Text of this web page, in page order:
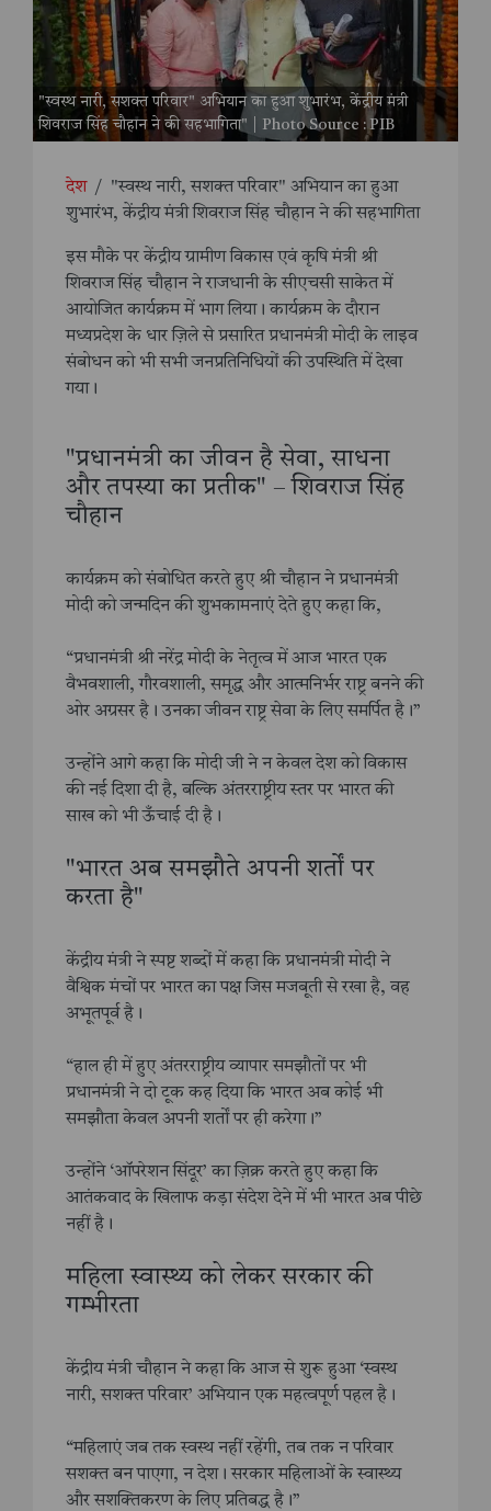
"स्वस्थ नारी, सशक्त परिवार" अभियान का हुआ शुभारंभ, केंद्रीय मंत्री
शिवराज सिंह चौहान ने की सहभागिता" | Photo Source : PIB
देश /
"स्वस्थ नारी, सशक्त परिवार" अभियान का हुआ
शुभारंभ, केंद्रीय मंत्री शिवराज सिंह चौहान ने की सहभागिता
इस मौके पर केंद्रीय ग्रामीण विकास एवं कृषि मंत्री श्री
शिवराज सिंह चौहान ने राजधानी के सीएचसी साकेत में
आयोजित कार्यक्रम में भाग लिया। कार्यक्रम के दौरान
मध्यप्रदेश के धार ज़िले से प्रसारित प्रधानमंत्री मोदी के लाइव
संबोधन को भी सभी जनप्रतिनिधियों की उपस्थिति में देखा
गया।
"प्रधानमंत्री का जीवन है सेवा, साधना
और तपस्या का प्रतीक" – शिवराज सिंह
चौहान
कार्यक्रम को संबोधित करते हुए श्री चौहान ने प्रधानमंत्री
मोदी को जन्मदिन की शुभकामनाएं देते हुए कहा कि,
“प्रधानमंत्री श्री नरेंद्र मोदी के नेतृत्व में आज भारत एक
वैभवशाली, गौरवशाली, समृद्ध और आत्मनिर्भर राष्ट्र बनने की
ओर अग्रसर है। उनका जीवन राष्ट्र सेवा के लिए समर्पित है।”
उन्होंने आगे कहा कि मोदी जी ने न केवल देश को विकास
की नई दिशा दी है, बल्कि अंतरराष्ट्रीय स्तर पर भारत की
साख को भी ऊँचाई दी है।
"भारत अब समझौते अपनी शर्तों पर
करता है"
केंद्रीय मंत्री ने स्पष्ट शब्दों में कहा कि प्रधानमंत्री मोदी ने
वैश्विक मंचों पर भारत का पक्ष जिस मजबूती से रखा है, वह
अभूतपूर्व है।
“हाल ही में हुए अंतरराष्ट्रीय व्यापार समझौतों पर भी
प्रधानमंत्री ने दो टूक कह दिया कि भारत अब कोई भी
समझौता केवल अपनी शर्तों पर ही करेगा।”
उन्होंने ‘ऑपरेशन सिंदूर’ का ज़िक्र करते हुए कहा कि
आतंकवाद के खिलाफ कड़ा संदेश देने में भी भारत अब पीछे
नहीं है।
महिला स्वास्थ्य को लेकर सरकार की
गम्भीरता
केंद्रीय मंत्री चौहान ने कहा कि आज से शुरू हुआ ‘स्वस्थ
नारी, सशक्त परिवार’ अभियान एक महत्वपूर्ण पहल है।
“महिलाएं जब तक स्वस्थ नहीं रहेंगी, तब तक न परिवार
सशक्त बन पाएगा, न देश। सरकार महिलाओं के स्वास्थ्य
और सशक्तिकरण के लिए प्रतिबद्ध है।”